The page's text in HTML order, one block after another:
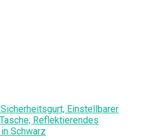
Einstellbarer
Reflektierendes
Schwarz